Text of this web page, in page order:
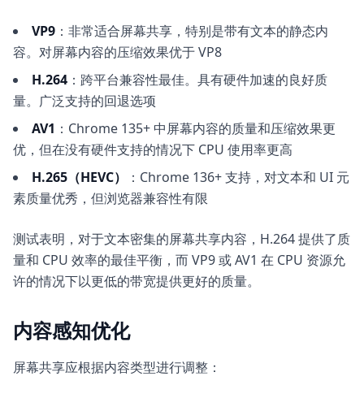
VP9 ：非常适合屏幕共享，特别是带有文本的静态内
容。对屏幕内容的压缩效果优于 VP8
H.264 ：跨平台兼容性最佳。具有硬件加速的良好质
量。广泛支持的回退选项
AV1 ：Chrome 135+ 中屏幕内容的质量和压缩效果更
优，但在没有硬件支持的情况下 CPU 使用率更高
H.265（HEVC）
：Chrome 136+ 支持，对文本和 UI 元
素质量优秀，但浏览器兼容性有限
测试表明，对于文本密集的屏幕共享内容，H.264 提供了质
量和 CPU 效率的最佳平衡，而 VP9 或 AV1 在 CPU 资源允
许的情况下以更低的带宽提供更好的质量。
内容感知优化
屏幕共享应根据内容类型进行调整：